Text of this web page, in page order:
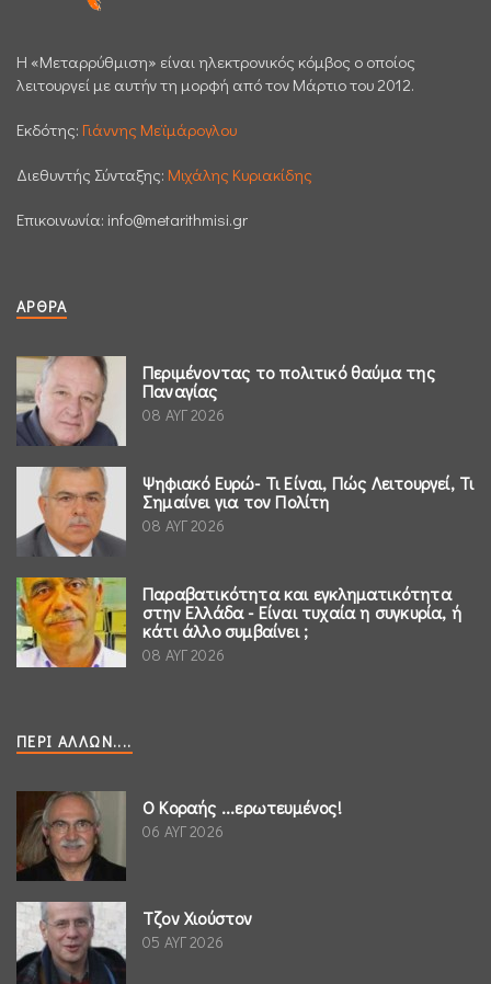
H «Μεταρρύθμιση» είναι ηλεκτρονικός κόμβος ο οποίος
λειτουργεί με αυτήν τη μορφή από τον Μάρτιο του 2012.
Εκδότης: Γιάννης Μεϊμάρογλου
Διεθυντής Σύνταξης: Μιχάλης Κυριακίδης
Επικοινωνία: info@metarithmisi.gr
ΆΡΘΡΑ
Περιμένοντας το πολιτικό θαύμα της
Παναγίας
08 ΑΥΓ 2026
Ψηφιακό Ευρώ- Τι Είναι, Πώς Λειτουργεί, Τι
Σημαίνει για τον Πολίτη
08 ΑΥΓ 2026
Παραβατικότητα και εγκληματικότητα
στην Ελλάδα - Είναι τυχαία η συγκυρία, ή
κάτι άλλο συμβαίνει ;
08 ΑΥΓ 2026
ΠΕΡΊ ΆΛΛΩΝ....
Ο Κοραής ...ερωτευμένος!
06 ΑΥΓ 2026
Τζον Χιούστον
05 ΑΥΓ 2026